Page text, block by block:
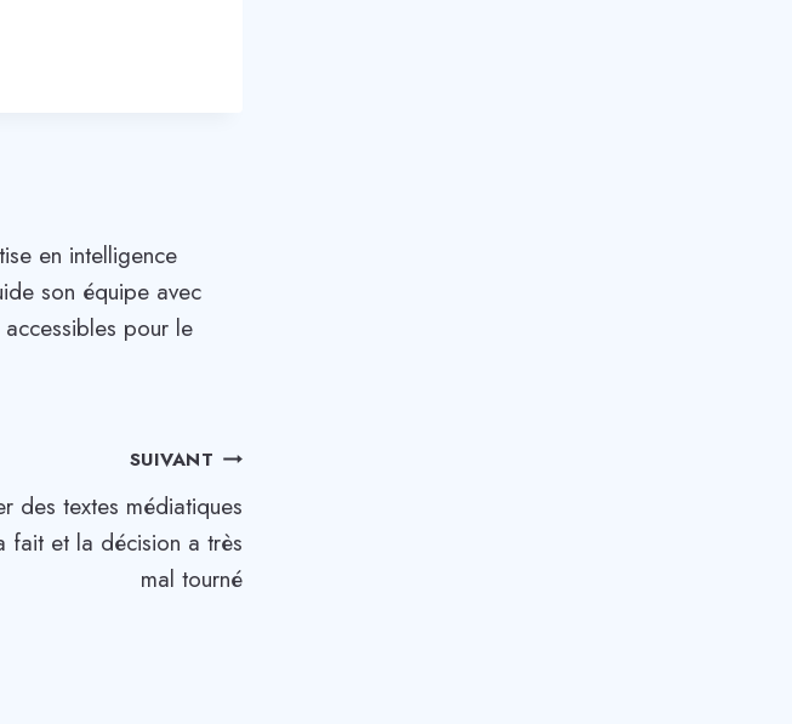
en intelligence
son équipe avec
pour le
SUIVANT
des textes médiatiques
fait et la décision a très
mal tourné